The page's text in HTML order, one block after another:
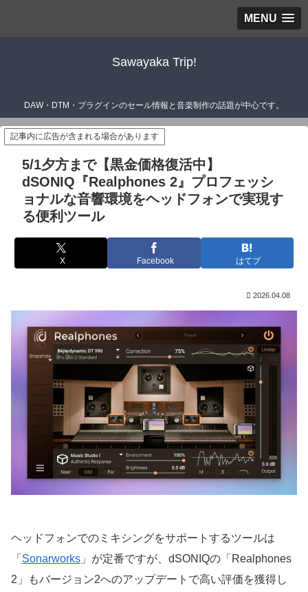
MENU
Sawayaka Trip!
DAW・DTM・プラグインのセール情報と音楽制作の話題が中心です。
記事内に広告が含まれる場合があります
5/1夕方まで【黒金価格復活中】
dSONIQ『Realphones 2』プロフェッシ
ョナルな音響環境をヘッドフォンで実現す
る便利ツール
X Facebook はてブ
2026.04.08
ヘッドフォンでのミキシングをサポートするツールは
「 Sonarworks 」が定番ですが、dSONIQの「Realphones
2」もバージョン2へのアップデートで高い評価を獲得し